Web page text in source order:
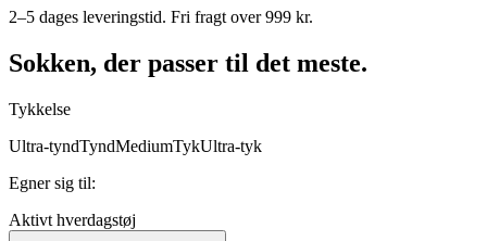
2–5 dages leveringstid. Fri fragt over 999 kr.
Sokken, der passer til det meste.
Tykkelse
Ultra-tyndTyndMediumTykUltra-tyk
Egner sig til:
Aktivt hverdagstøj